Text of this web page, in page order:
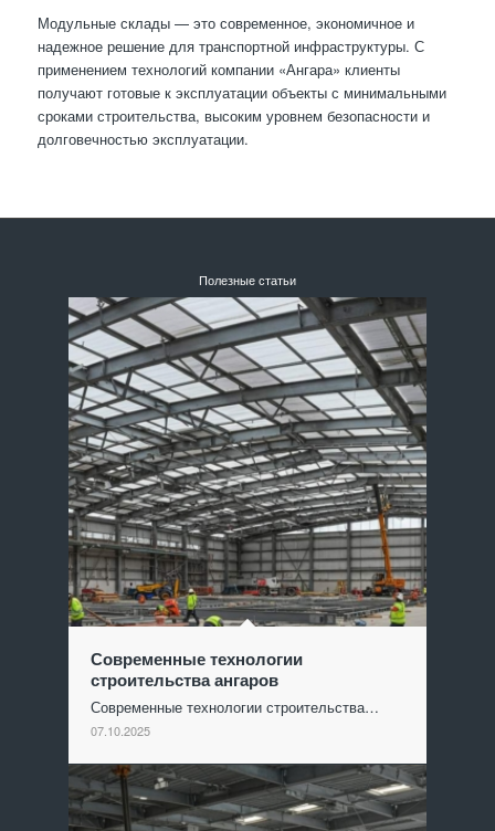
Модульные склады — это современное, экономичное и
надежное решение для транспортной инфраструктуры. С
применением технологий компании «Ангара» клиенты
получают готовые к эксплуатации объекты с минимальными
сроками строительства, высоким уровнем безопасности и
долговечностью эксплуатации.
Полезные статьи
Современные технологии
строительства ангаров
Современные технологии строительства…
07.10.2025